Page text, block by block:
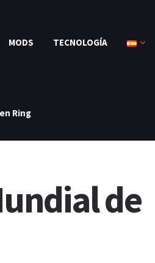
MODS TECNOLOGÍA
Ring
de